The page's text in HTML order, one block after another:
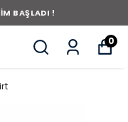
BAŞLADI !
0